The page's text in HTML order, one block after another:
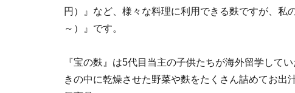
円）』など、様々な料理に利用できる麩ですが、私
～）』です。
『宝の麩』は5代目当主の子供たちが海外留学して
きの中に乾燥させた野菜や麩をたくさん詰めてお出